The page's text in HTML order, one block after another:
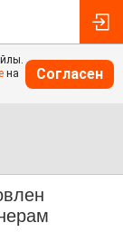
на
Согласен